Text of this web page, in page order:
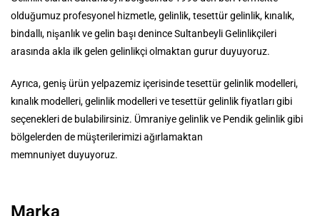
olduğumuz profesyonel hizmetle, gelinlik, tesettür gelinlik, kınalık,
bindallı, nişanlık ve gelin başı denince Sultanbeyli Gelinlikçileri
arasında akla ilk gelen gelinlikçi olmaktan gurur duyuyoruz.
Ayrıca, geniş ürün yelpazemiz içerisinde tesettür gelinlik modelleri,
kınalık modelleri, gelinlik modelleri ve tesettür gelinlik fiyatları gibi
seçenekleri de bulabilirsiniz. Ümraniye gelinlik ve Pendik gelinlik gibi
bölgelerden de müşterilerimizi ağırlamaktan
memnuniyet duyuyoruz.
Marka